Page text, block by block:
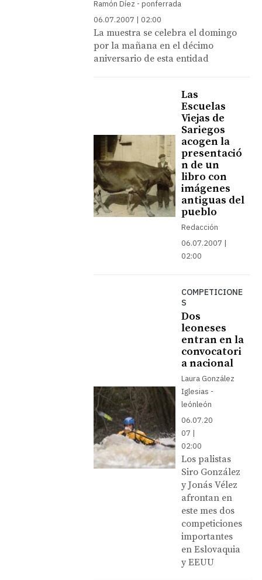
Ramón Díez - ponferrada
06.07.2007 | 02:00
La muestra se celebra el domingo
por la mañana en el décimo
aniversario de esta entidad
Las
Escuelas
Viejas de
Sariegos
acogen la
presentació
n de un
libro con
imágenes
antiguas del
pueblo
Redacción
06.07.2007 |
02:00
COMPETICIONE
S
Dos
leoneses
entran en la
convocatori
a nacional
Laura González
Iglesias -
leónleón
06.07.20
07 |
02:00
Los palistas
Siro González
y Jonás Vélez
afrontan en
este mes dos
competiciones
importantes
en Eslovaquia
y EEUU